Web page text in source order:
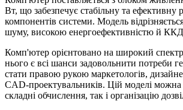
Вт, що забезпечує стабільну та ефективну
компонентів системи. Модель
шуму, високою енергоефективністю й
Комп'ютер орієнтовано на широкий
нього є всі шанси задовольнити потреби
стати правою рукою маркетологів,
CAD-проектувальників. Цій моделі можна
складні обчислення, так і організацію